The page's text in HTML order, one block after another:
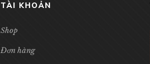
TÀI KHOẢN
Shop
Đơn hàng